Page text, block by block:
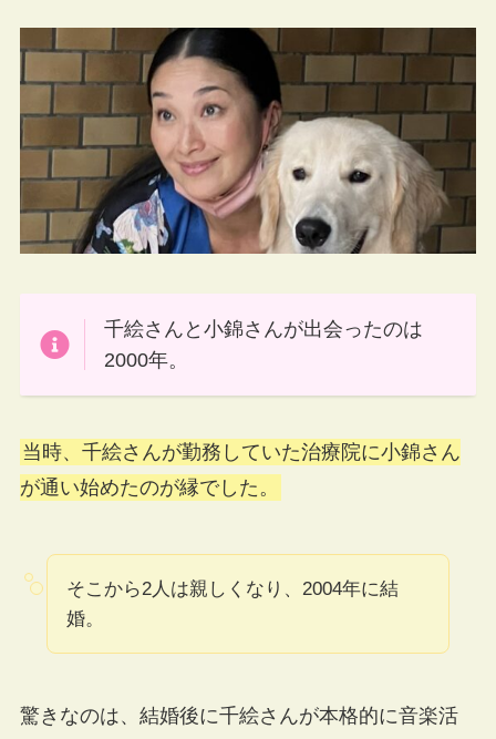
千絵さんと小錦さんが出会ったのは
2000年。
当時、千絵さんが勤務していた治療院に小錦さん
が通い始めたのが縁でした。
そこから2人は親しくなり、2004年に結
婚。
驚きなのは、結婚後に千絵さんが本格的に音楽活